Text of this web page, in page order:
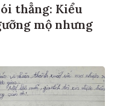
thẳng: Kiểu
mộ nhưng